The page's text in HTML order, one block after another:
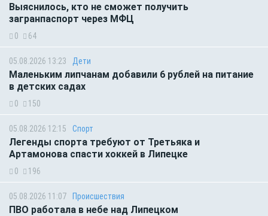
Выяснилось, кто не сможет получить
загранпаспорт через МФЦ
0 64
05.08.2026 13:23 Дети
Маленьким липчанам добавили 6 рублей на питание
в детских садах
0 150
05.08.2026 12:15 Спорт
Легенды спорта требуют от Третьяка и
Артамонова спасти хоккей в Липецке
0 196
05.08.2026 11:07 Происшествия
ПВО работала в небе над Липецком